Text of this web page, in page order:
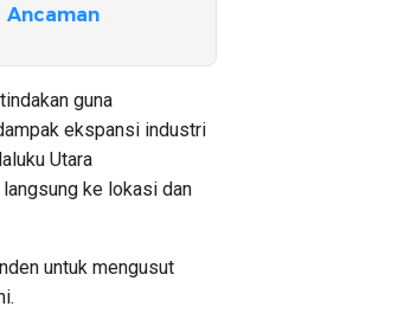
Ancaman
guna
ekspansi industri
Utara
ke lokasi dan
untuk mengusut